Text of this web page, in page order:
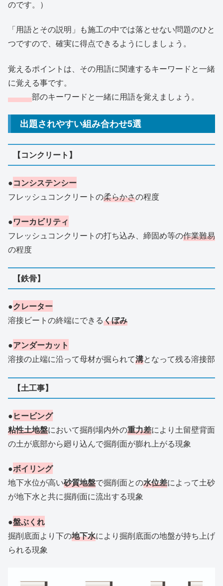
のです。）
「用語とその説明」も施工の中では落とせない問題のひと
つですので、確実に得点できるようにしましょう。
覚えるポイントは、その用語に関連するキーワードと一緒
に覚える事です。
部のキーワードと一緒に用語を覚えましょう。
出題されやすい組み合わせ5選
【コンクリート】
●コンシステンシー
フレッシュコンクリートの柔らかさの程度
●ワーカビリティ
フレッシュコンクリートの打ち込み、締固め等の作業難易
の程度
【鉄骨】
●クレーター
溶接ビートの終端にできるくぼみ
●アンダーカット
溶接の止端に沿って母材が掘られて溝となって残る溶接部
【土工事】
●ヒービング
粘性土地盤において掘削場内外の重力差により土留壁背面
の土が底部から廻り込んで掘削面が膨れ上がる現象
●ボイリング
地下水位が高い砂質地盤で掘削面との水位差によって土砂
が地下水と共に掘削面に流出する現象
●盤ぶくれ
掘削底面より下の地下水により掘削底面の地盤が持ち上げ
られる現象